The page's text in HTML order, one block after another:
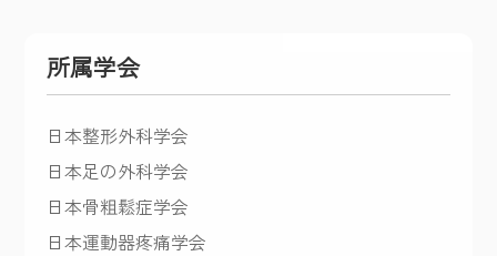
所属学会
日本整形外科学会
日本足の外科学会
日本骨粗鬆症学会
日本運動器疼痛学会